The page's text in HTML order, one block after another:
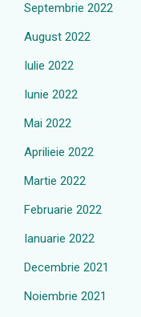
Septembrie 2022
August 2022
Iulie 2022
Iunie 2022
Mai 2022
Aprilieie 2022
Martie 2022
Februarie 2022
Ianuarie 2022
Decembrie 2021
Noiembrie 2021